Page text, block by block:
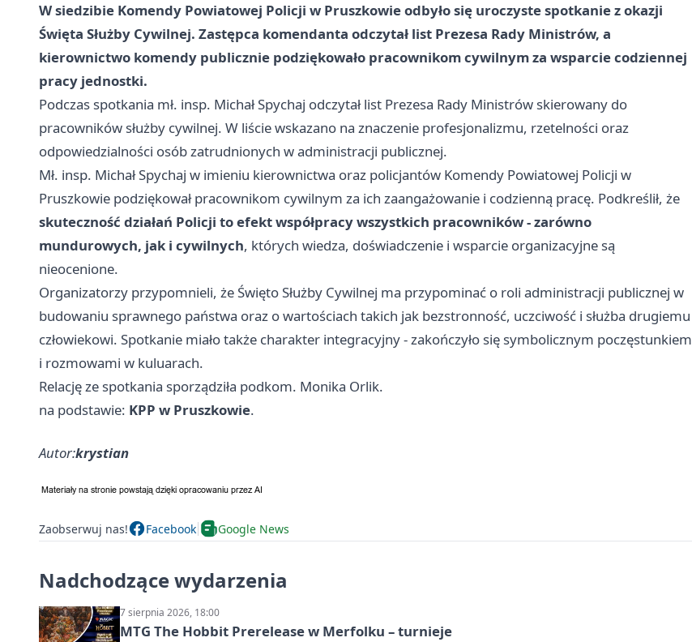
W siedzibie Komendy Powiatowej Policji w Pruszkowie odbyło się uroczyste spotkanie z okazji
Święta Służby Cywilnej. Zastępca komendanta odczytał list Prezesa Rady Ministrów, a
kierownictwo komendy publicznie podziękowało pracownikom cywilnym za wsparcie codziennej
pracy jednostki.
Podczas spotkania mł. insp. Michał Spychaj odczytał list Prezesa Rady Ministrów skierowany do
pracowników służby cywilnej. W liście wskazano na znaczenie profesjonalizmu, rzetelności oraz
odpowiedzialności osób zatrudnionych w administracji publicznej.
Mł. insp. Michał Spychaj w imieniu kierownictwa oraz policjantów Komendy Powiatowej Policji w
Pruszkowie podziękował pracownikom cywilnym za ich zaangażowanie i codzienną pracę. Podkreślił, że
skuteczność działań Policji to efekt współpracy wszystkich pracowników - zarówno
mundurowych, jak i cywilnych, których wiedza, doświadczenie i wsparcie organizacyjne są
nieocenione.
Organizatorzy przypomnieli, że Święto Służby Cywilnej ma przypominać o roli administracji publicznej w
budowaniu sprawnego państwa oraz o wartościach takich jak bezstronność, uczciwość i służba drugiemu
człowiekowi. Spotkanie miało także charakter integracyjny - zakończyło się symbolicznym poczęstunkiem
i rozmowami w kuluarach.
Relację ze spotkania sporządziła podkom. Monika Orlik.
na podstawie: KPP w Pruszkowie.
Autor:krystian
Zaobserwuj nas! Facebook Google News
Nadchodzące wydarzenia
7 sierpnia 2026, 18:00
MTG The Hobbit Prerelease w Merfolku – turnieje